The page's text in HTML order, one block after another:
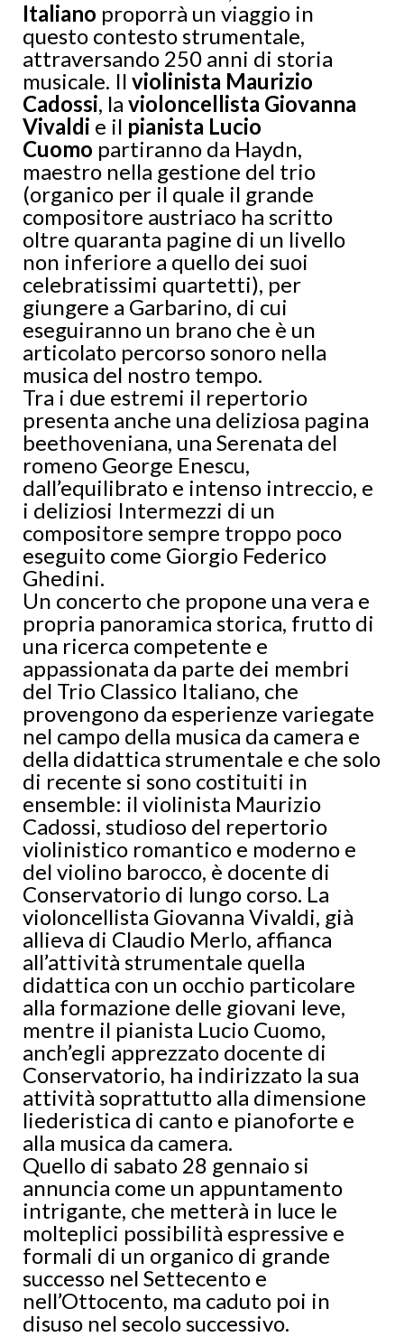
Italiano proporrà un viaggio in
questo contesto strumentale,
attraversando 250 anni di storia
musicale. Il violinista Maurizio
Cadossi, la violoncellista Giovanna
Vivaldi e il pianista Lucio
Cuomo partiranno da Haydn,
maestro nella gestione del trio
(organico per il quale il grande
compositore austriaco ha scritto
oltre quaranta pagine di un livello
non inferiore a quello dei suoi
celebratissimi quartetti), per
giungere a Garbarino, di cui
eseguiranno un brano che è un
articolato percorso sonoro nella
musica del nostro tempo.
Tra i due estremi il repertorio
presenta anche una deliziosa pagina
beethoveniana, una Serenata del
romeno George Enescu,
dall’equilibrato e intenso intreccio, e
i deliziosi Intermezzi di un
compositore sempre troppo poco
eseguito come Giorgio Federico
Ghedini.
Un concerto che propone una vera e
propria panoramica storica, frutto di
una ricerca competente e
appassionata da parte dei membri
del Trio Classico Italiano, che
provengono da esperienze variegate
nel campo della musica da camera e
della didattica strumentale e che solo
di recente si sono costituiti in
ensemble: il violinista Maurizio
Cadossi, studioso del repertorio
violinistico romantico e moderno e
del violino barocco, è docente di
Conservatorio di lungo corso. La
violoncellista Giovanna Vivaldi, già
allieva di Claudio Merlo, affianca
all’attività strumentale quella
didattica con un occhio particolare
alla formazione delle giovani leve,
mentre il pianista Lucio Cuomo,
anch’egli apprezzato docente di
Conservatorio, ha indirizzato la sua
attività soprattutto alla dimensione
liederistica di canto e pianoforte e
alla musica da camera.
Quello di sabato 28 gennaio si
annuncia come un appuntamento
intrigante, che metterà in luce le
molteplici possibilità espressive e
formali di un organico di grande
successo nel Settecento e
nell’Ottocento, ma caduto poi in
disuso nel secolo successivo.